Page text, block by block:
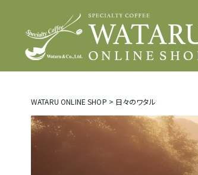
WATARU ONLINE SHOP > 日々のワタル